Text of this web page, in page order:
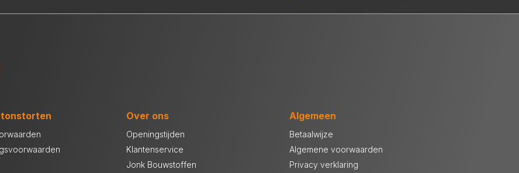
Over ons
Openingstijden
Klantenservice
Jonk Bouwstoffen
Algemeen
Betaalwijze
Algemene voorwaarden
Privacy verklaring